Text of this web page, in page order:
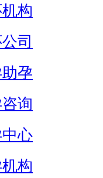
构
司
孕
询
心
构